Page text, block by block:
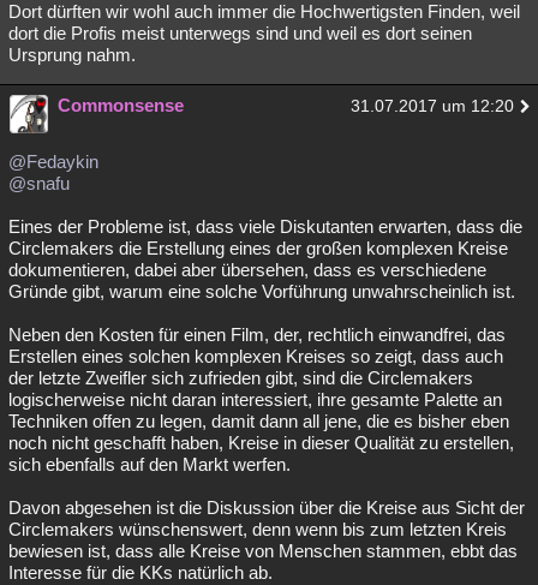
Dort dürften wir wohl auch immer die Hochwertigsten Finden, weil
dort die Profis meist unterwegs sind und weil es dort seinen
Ursprung nahm.
Commonsense 31.07.2017 um 12:20
@Fedaykin
@snafu
Eines der Probleme ist, dass viele Diskutanten erwarten, dass die
Circlemakers die Erstellung eines der großen komplexen Kreise
dokumentieren, dabei aber übersehen, dass es verschiedene
Gründe gibt, warum eine solche Vorführung unwahrscheinlich ist.
Neben den Kosten für einen Film, der, rechtlich einwandfrei, das
Erstellen eines solchen komplexen Kreises so zeigt, dass auch
der letzte Zweifler sich zufrieden gibt, sind die Circlemakers
logischerweise nicht daran interessiert, ihre gesamte Palette an
Techniken offen zu legen, damit dann all jene, die es bisher eben
noch nicht geschafft haben, Kreise in dieser Qualität zu erstellen,
sich ebenfalls auf den Markt werfen.
Davon abgesehen ist die Diskussion über die Kreise aus Sicht der
Circlemakers wünschenswert, denn wenn bis zum letzten Kreis
bewiesen ist, dass alle Kreise von Menschen stammen, ebbt das
Interesse für die KKs natürlich ab.